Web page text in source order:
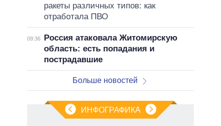
ракеты различных типов: как
отработала ПВО
09:36
Россия атаковала Житомирскую
область: есть попадания и
пострадавшие
Больше новостей
ИНФОГРАФИКА